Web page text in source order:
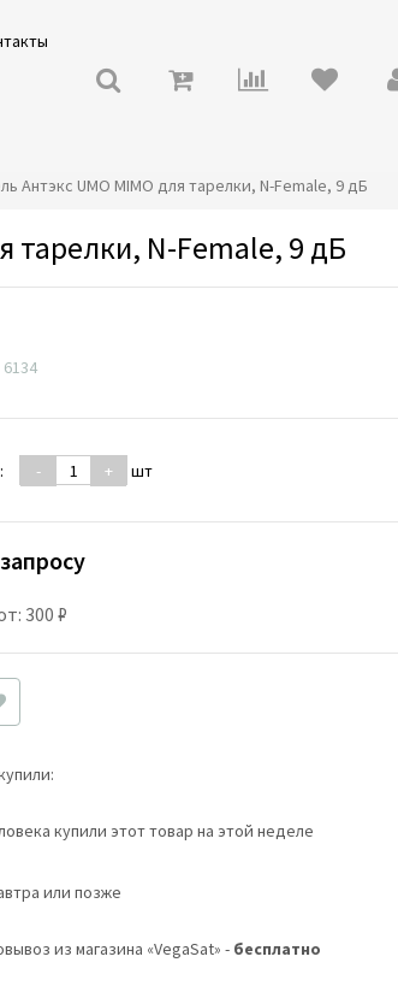
Антэкс UMO MIMO для тарелки, N-Female, 9 дБ
тарелки, N-Female, 9 дБ
6134
- + шт
300 ₽
купили этот товар на этой неделе
или позже
из магазина «VegaSat» - бесплатно